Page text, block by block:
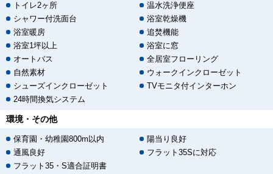
トイレ2ヶ所
温水洗浄便座
シャワー付洗面台
浴室乾燥機
浴室暖房
追焚機能
浴室1坪以上
浴室に窓
オートバス
全居室フローリング
自然素材
ウォークインクローゼット
シューズインクローゼット
TVモニタ付インターホン
24時間換気システム
環境・その他
保育園・幼稚園800m以内
陽当り良好
通風良好
フラット35Sに対応
フラット35・S適合証明書